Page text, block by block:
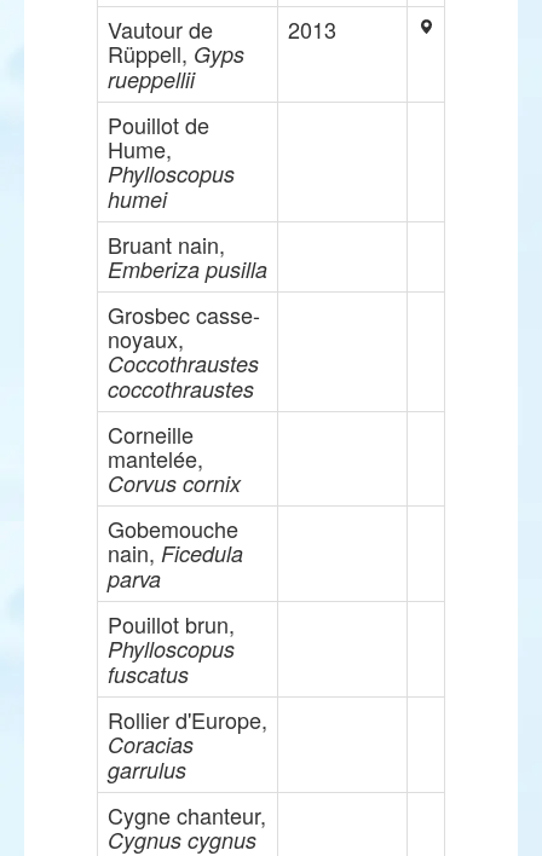
Vautour de
Rüppell, Gyps
rueppellii
2013
Pouillot de
Hume,
Phylloscopus
humei
Bruant nain,
Emberiza pusilla
Grosbec casse-
noyaux,
Coccothraustes
coccothraustes
Corneille
mantelée,
Corvus cornix
Gobemouche
nain, Ficedula
parva
Pouillot brun,
Phylloscopus
fuscatus
Rollier d'Europe,
Coracias
garrulus
Cygne chanteur,
Cygnus cygnus